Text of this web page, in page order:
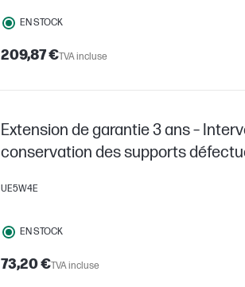
EN STOCK
209,87 €TVA incluse
Extension de garantie 3 ans –
conservation des supports
UE5W4E
EN STOCK
73,20 €TVA incluse